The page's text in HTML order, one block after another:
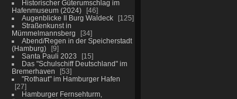
Historischer Güterumschlag im
Hafenmuseum (2024)
46
Augenblicke II Burg Waldeck
125
Straßenkunst in
Mümmelmannsberg
34
Abend/Regen in der Speicherstadt
(Hamburg)
9
Santa Pauli 2023
15
Das "Schulschiff Deutschland" im
Bremerhaven
53
"Rothaut" im Hamburger Hafen
27
Hamburger Fernsehturm,